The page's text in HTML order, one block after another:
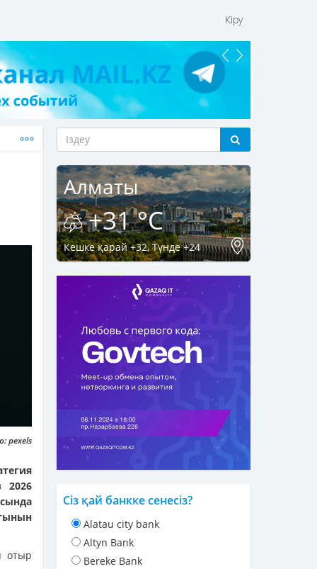
Кіру
pexels
2026
отыр
Алматы
+31 °C
Кешке қарай +32, Түнде +24
Сіз қай банкке сенесіз?
Alatau city bank
Altyn Bank
Bereke Bank